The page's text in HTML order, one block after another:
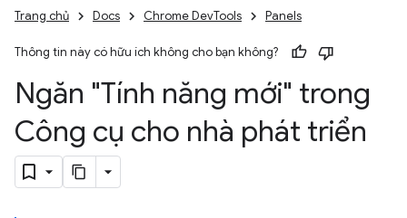
Trang chủ Docs Chrome DevTools Panels
Thông tin này có hữu ích không cho bạn không?
Ngăn "Tính năng mới" trong
Công cụ cho nhà phát triển